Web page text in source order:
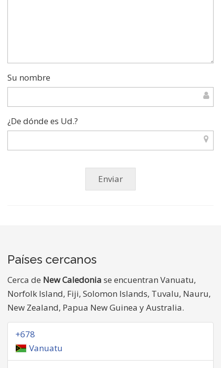
Su nombre
¿De dónde es Ud.?
Países cercanos
Cerca de New Caledonia se encuentran Vanuatu,
Norfolk Island, Fiji, Solomon Islands, Tuvalu, Nauru,
New Zealand, Papua New Guinea y Australia.
+678
Vanuatu